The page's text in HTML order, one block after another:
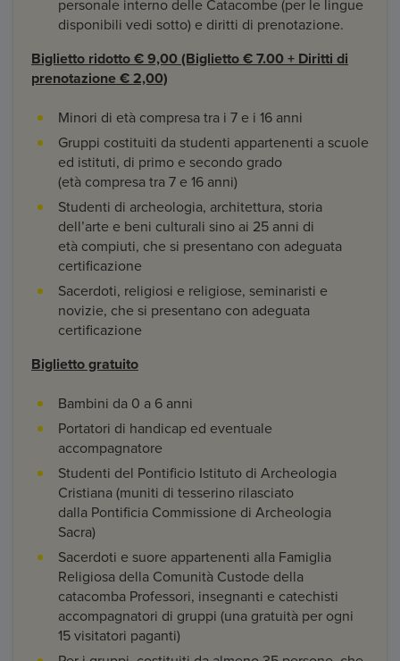
personale interno delle Catacombe (per le lingue
disponibili vedi sotto) e diritti di prenotazione.
Biglietto ridotto € 9,00 (Biglietto € 7.00 + Diritti di
prenotazione € 2,00)
Minori di età compresa tra i 7 e i 16 anni
Gruppi costituiti da studenti appartenenti a scuole
ed istituti, di primo e secondo grado
(età compresa tra 7 e 16 anni)
Studenti di archeologia, architettura, storia
dell’arte e beni culturali sino ai 25 anni di
età compiuti, che si presentano con adeguata
certificazione
Sacerdoti, religiosi e religiose, seminaristi e
novizie, che si presentano con adeguata
certificazione
Biglietto gratuito
Bambini da 0 a 6 anni
Portatori di handicap ed eventuale
accompagnatore
Studenti del Pontificio Istituto di Archeologia
Cristiana (muniti di tesserino rilasciato
dalla Pontificia Commissione di Archeologia
Sacra)
Sacerdoti e suore appartenenti alla Famiglia
Religiosa della Comunità Custode della
catacomba Professori, insegnanti e catechisti
accompagnatori di gruppi (una gratuità per ogni
15 visitatori paganti)